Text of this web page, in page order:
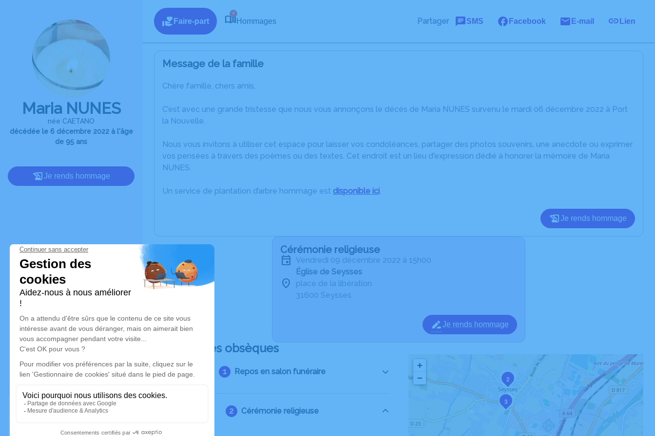
Maria NUNES
née CAETANO
décédée le 6 décembre 2022 à l'âge
de 95 ans
Je rends hommage
Faire-part
6
Hommages Partager SMS Facebook E-mail Lien
Message de la famille
Chère famille, chers amis,
C’est avec une grande tristesse que nous vous annonçons le décès de Maria NUNES survenu le mardi 06 décembre 2022 à Port
la Nouvelle.
Nous vous invitons à utiliser cet espace pour laisser vos condoléances, partager des photos souvenirs, une anecdote ou exprimer
vos pensées à travers des poèmes ou des textes. Cet endroit est un lieu d'expression dédié à honorer la mémoire de Maria
NUNES.
Un service de plantation d’arbre hommage est disponible ici.
Je rends hommage
Cérémonie religieuse
vendredi 09 décembre 2022 à 15h00
Église de Seysses
place de la libération
31600 Seysses
Je rends hommage
Déroulé des obsèques
Repos en salon funéraire
Cérémonie religieuse
2
3
+
−